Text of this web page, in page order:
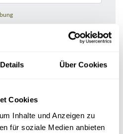
Details Über Cookies
Cookies
Inhalte und Anzeigen zu
für soziale Medien anbieten